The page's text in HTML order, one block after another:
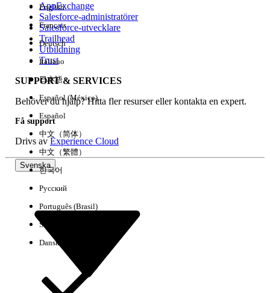
Händelse
Rensa alla Klart
AppExchange
Salesforce-administratörer
Salesforce-utvecklare
Trailhead
Utbildning
Trust
SUPPORT & SERVICES
Behöver du hjälp? Hitta fler resurser eller kontakta en expert.
Få support
Drivs avExperience Cloud
Svenska
English
Français
Deutsch
Italiano
日本語
Español (México)
Español
中文（简体）
中文（繁體）
한국어
Русский
Português (Brasil)
Suomi
Dansk